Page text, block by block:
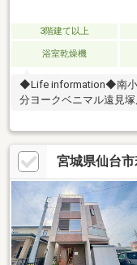
3階建て以上
浴室乾燥機
◆Life information◆南
分ヨークベニマル遠見
宮城県仙台